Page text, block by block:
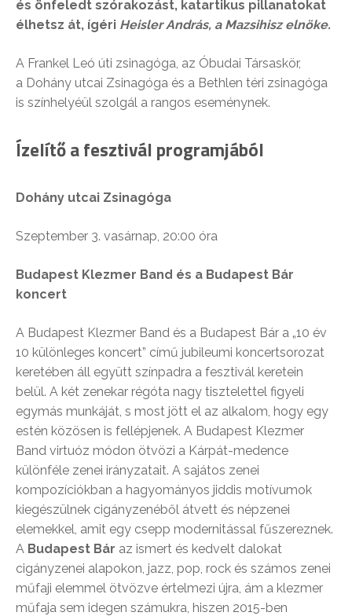
és önfeledt szórakozást, katartikus pillanatokat
élhetsz át, ígéri Heisler András, a Mazsihisz elnöke.
A Frankel Leó úti zsinagóga, az Óbudai Társaskör,
a Dohány utcai Zsinagóga és a Bethlen téri zsinagóga
is színhelyéül szolgál a rangos eseménynek.
Ízelítő a fesztivál programjából
Dohány utcai Zsinagóga
Szeptember 3. vasárnap, 20:00 óra
Budapest Klezmer Band és a Budapest Bár
koncert
A Budapest Klezmer Band és a Budapest Bár a „10 év
10 különleges koncert” című jubileumi koncertsorozat
keretében áll együtt színpadra a fesztivál keretein
belül. A két zenekar régóta nagy tisztelettel figyeli
egymás munkáját, s most jött el az alkalom, hogy egy
estén közösen is fellépjenek. A Budapest Klezmer
Band virtuóz módon ötvözi a Kárpát-medence
különféle zenei irányzatait. A sajátos zenei
kompozíciókban a hagyományos jiddis motívumok
kiegészülnek cigányzenéből átvett és népzenei
elemekkel, amit egy csepp modernitással fűszereznek.
A Budapest Bár az ismert és kedvelt dalokat
cigányzenei alapokon, jazz, pop, rock és számos zenei
műfaji elemmel ötvözve értelmezi újra, ám a klezmer
műfaja sem idegen számukra, hiszen 2015-ben